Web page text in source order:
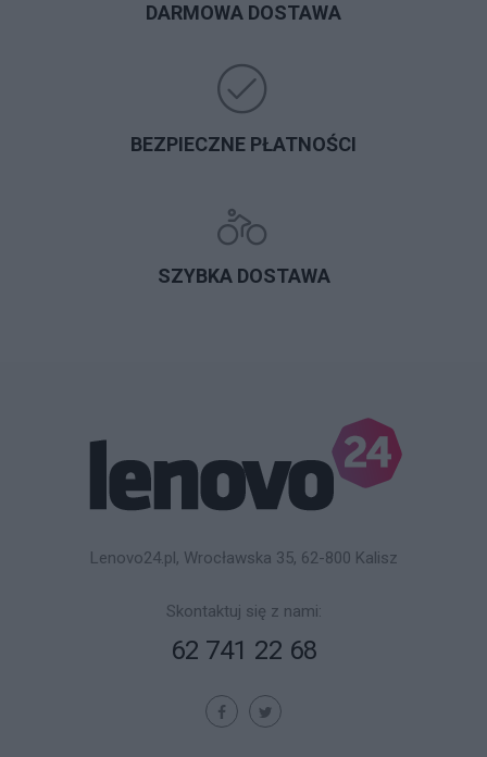
DARMOWA DOSTAWA
BEZPIECZNE PŁATNOŚCI
SZYBKA DOSTAWA
Lenovo24.pl, Wrocławska 35, 62-800 Kalisz
Skontaktuj się z nami:
62 741 22 68